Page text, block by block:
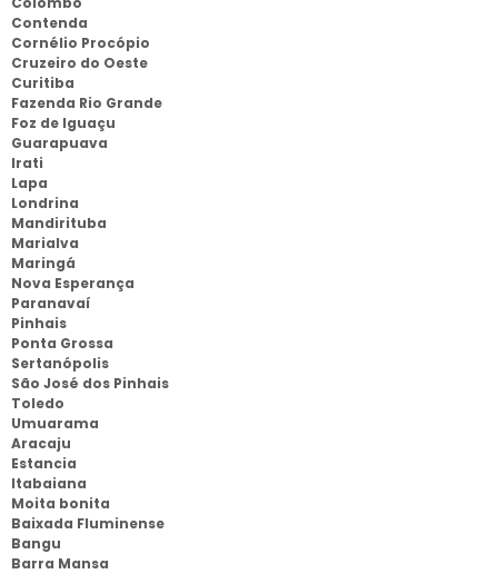
Contenda
Cornélio Procópio
Cruzeiro do Oeste
Curitiba
Fazenda Rio Grande
Foz de Iguaçu
Guarapuava
Irati
Lapa
Londrina
Mandirituba
Marialva
Maringá
Nova Esperança
Paranavaí
Pinhais
Ponta Grossa
Sertanópolis
São José dos Pinhais
Toledo
Umuarama
Aracaju
Estancia
Itabaiana
Moita bonita
Baixada Fluminense
Bangu
Barra Mansa